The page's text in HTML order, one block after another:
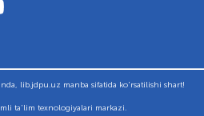
lib.jdpu.uz manba sifatida ko'rsatilishi shart!
ta'lim texnologiyalari markazi.